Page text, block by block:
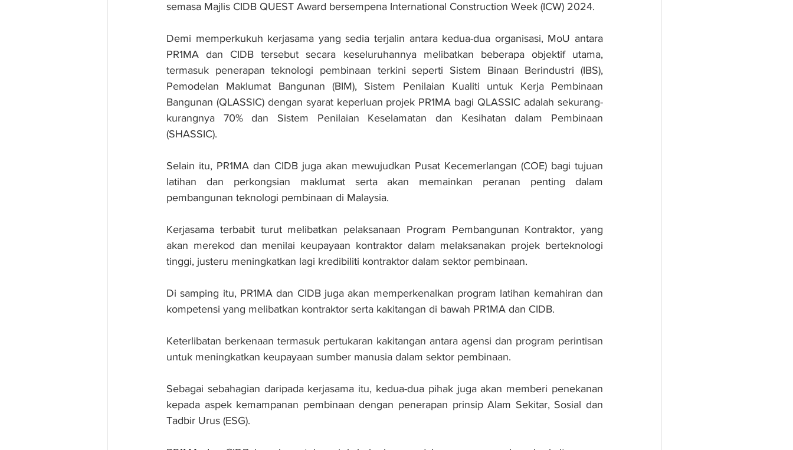
semasa Majlis CIDB QUEST Award bersempena International Construction Week (ICW) 2024.
Demi memperkukuh kerjasama yang sedia terjalin antara kedua-dua organisasi, MoU antara
PR1MA dan CIDB tersebut secara keseluruhannya melibatkan beberapa objektif utama,
termasuk penerapan teknologi pembinaan terkini seperti Sistem Binaan Berindustri (IBS),
Pemodelan Maklumat Bangunan (BIM), Sistem Penilaian Kualiti untuk Kerja Pembinaan
Bangunan (QLASSIC) dengan syarat keperluan projek PR1MA bagi QLASSIC adalah sekurang-
kurangnya 70% dan Sistem Penilaian Keselamatan dan Kesihatan dalam Pembinaan
(SHASSIC).
Selain itu, PR1MA dan CIDB juga akan mewujudkan Pusat Kecemerlangan (COE) bagi tujuan
latihan dan perkongsian maklumat serta akan memainkan peranan penting dalam
pembangunan teknologi pembinaan di Malaysia.
Kerjasama terbabit turut melibatkan pelaksanaan Program Pembangunan Kontraktor, yang
akan merekod dan menilai keupayaan kontraktor dalam melaksanakan projek berteknologi
tinggi, justeru meningkatkan lagi kredibiliti kontraktor dalam sektor pembinaan.
Di samping itu, PR1MA dan CIDB juga akan memperkenalkan program latihan kemahiran dan
kompetensi yang melibatkan kontraktor serta kakitangan di bawah PR1MA dan CIDB.
Keterlibatan berkenaan termasuk pertukaran kakitangan antara agensi dan program perintisan
untuk meningkatkan keupayaan sumber manusia dalam sektor pembinaan.
Sebagai sebahagian daripada kerjasama itu, kedua-dua pihak juga akan memberi penekanan
kepada aspek kemampanan pembinaan dengan penerapan prinsip Alam Sekitar, Sosial dan
Tadbir Urus (ESG).